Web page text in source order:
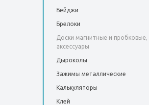
Бейджи
Брелоки
Доски магнитные и пробковые,
аксессуары
Дыроколы
Зажимы металлические
Калькуляторы
Клей